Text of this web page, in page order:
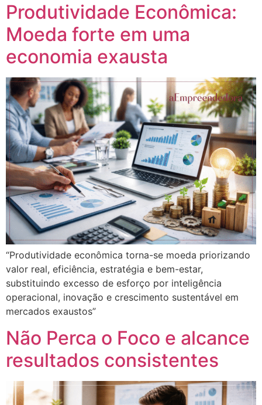
Produtividade Econômica:
Moeda forte em uma
economia exausta
“Produtividade econômica torna-se moeda priorizando
valor real, eficiência, estratégia e bem-estar,
substituindo excesso de esforço por inteligência
operacional, inovação e crescimento sustentável em
mercados exaustos”
Não Perca o Foco e alcance
resultados consistentes